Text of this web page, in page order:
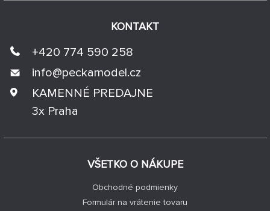
VŠETKO O NÁKUPE
Obchodné podmienky
Formulár na vrátenie tovaru
KONTAKT
+420 774 590 258
info@peckamodel.cz
KAMENNÉ PREDAJNE
3x Praha